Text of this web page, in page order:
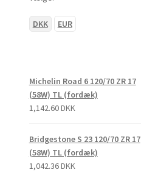
DKK EUR
Michelin Road 6 120/70 ZR 17
(58W) TL (fordæk)
1,142.60 DKK
Bridgestone S 23 120/70 ZR 17
(58W) TL (fordæk)
1,042.36 DKK